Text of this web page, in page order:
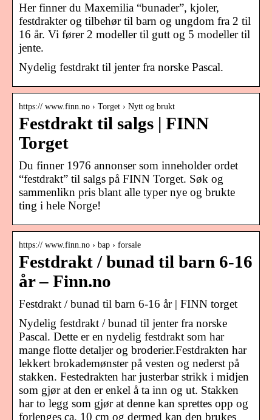
Her finner du Maxemilia “bunader”, kjoler,
festdrakter og tilbehør til barn og ungdom fra 2 til
16 år. Vi fører 2 modeller til gutt og 5 modeller til
jente.
Nydelig festdrakt til jenter fra norske Pascal.
https:// www.finn.no › Torget › Nytt og brukt
Festdrakt til salgs | FINN
Torget
Du finner 1976 annonser som inneholder ordet
“festdrakt” til salgs på FINN Torget. Søk og
sammenlikn pris blant alle typer nye og brukte
ting i hele Norge!
https:// www.finn.no › bap › forsale
Festdrakt / bunad til barn 6-16
år – Finn.no
Festdrakt / bunad til barn 6-16 år | FINN torget
Nydelig festdrakt / bunad til jenter fra norske
Pascal. Dette er en nydelig festdrakt som har
mange flotte detaljer og broderier.Festdrakten har
lekkert brokademønster på vesten og nederst på
stakken. Festedrakten har justerbar strikk i midjen
som gjør at den er enkel å ta inn og ut. Stakken
har to legg som gjør at denne kan sprettes opp og
forlenges ca. 10 cm og dermed kan den brukes